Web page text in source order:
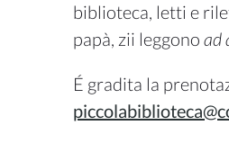
biblioteca, letti e
papà, zii leggono ad
É gradita la